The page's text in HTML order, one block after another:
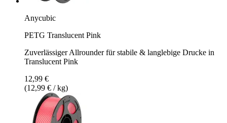
Anycubic
PETG Translucent Pink
Zuverlässiger Allrounder für stabile & langlebige Drucke in
Translucent Pink
12,99 €
(12,99 € / kg)